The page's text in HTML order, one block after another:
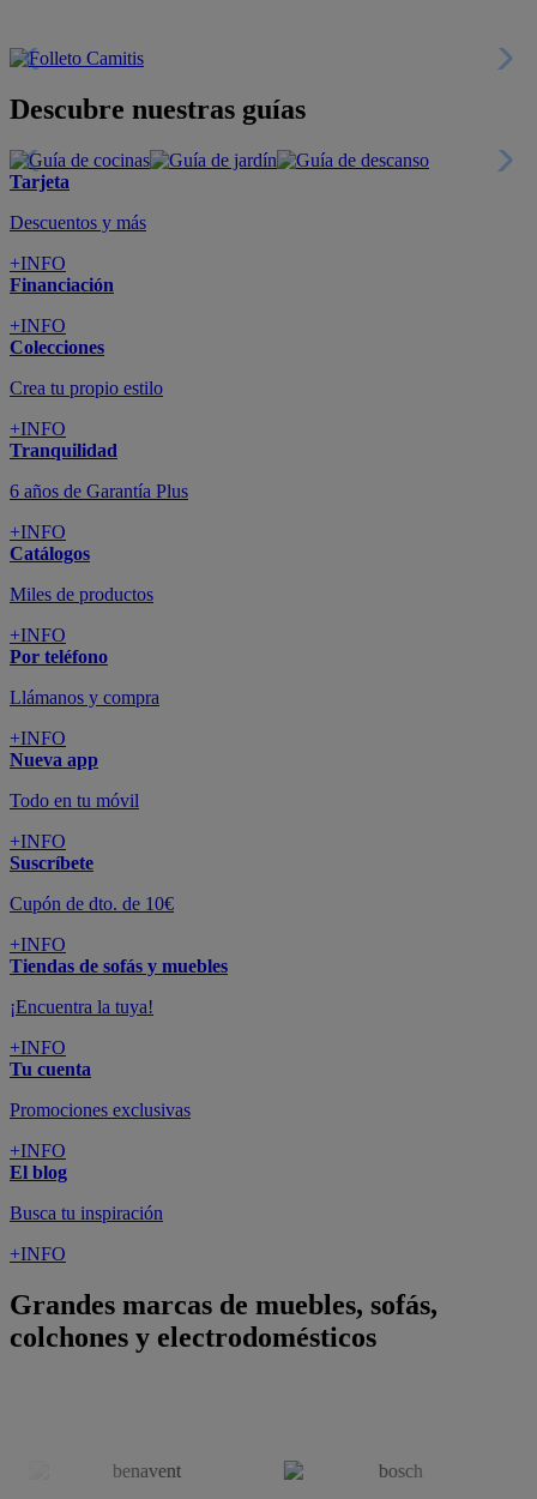
Descubre nuestras guías
Tarjeta
Descuentos y más
+INFO
Financiación
+INFO
Colecciones
Crea tu propio estilo
+INFO
Tranquilidad
6 años de Garantía Plus
+INFO
Catálogos
Miles de productos
+INFO
Por teléfono
Llámanos y compra
+INFO
Nueva app
Todo en tu móvil
+INFO
Suscríbete
Cupón de dto. de 10€
+INFO
Tiendas de sofás y muebles
¡Encuentra la tuya!
+INFO
Tu cuenta
Promociones exclusivas
+INFO
El blog
Busca tu inspiración
+INFO
Grandes marcas de muebles, sofás,
colchones y electrodomésticos